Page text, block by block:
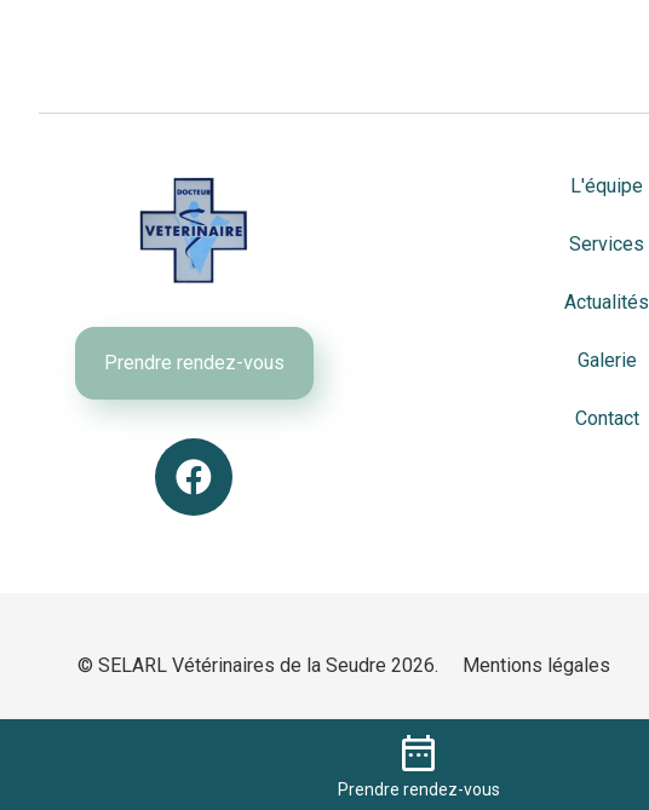
date_range
Prendrerendez-vous
Prendre rendez-vous
L'équipe
Services
Actualités
Galerie
Contact
© SELARL Vétérinaires de la Seudre 2026. Mentions légales